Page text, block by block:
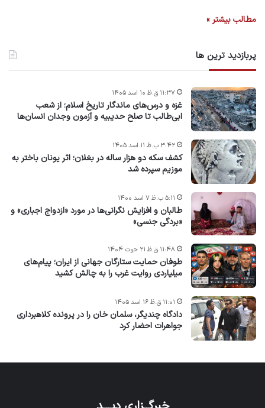
مطالب بیشتر »
پربازدید ترین ها
غزه و درس‌های ماندگار تاریخ اسلام؛ از شعب
ابی‌طالب تا صلح حدیبیه و آزمون وجدان انسان‌ها
۱۱:۳۷ ق.ظ ۱۰ اسد ۱۴۰۵
کشف سکه دو هزار ساله در بغلان؛ اثر یونان باختر به
موزیم سپرده شد
۳:۴۲ ب.ظ ۱۱ اسد ۱۴۰۵
طالبان و افزایش نگرانی‌ها در مورد «ازدواج اجباری» و
«بردگی جنسی»
۵:۱۱ ب.ظ ۷ اسد ۱۴۰۰
طوفان حمایت ستارگان جهانی از ایران؛ پیام‌های
میلیاردی روایت غرب را به چالش کشید
۱۱:۴۸ ق.ظ ۲۱ حوت ۱۴۰۴
دادگاه چندیگر، سلمان خان را در پرونده کلاهبرداری
جواهرات احضار کرد
۱۱:۰۱ ق.ظ ۱۶ اسد ۱۴۰۵